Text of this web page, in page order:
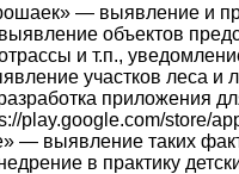
— выявление и
объектов
и т.п.,
участков леса и
приложения
play.google.com/store/
— выявление таких
в практику